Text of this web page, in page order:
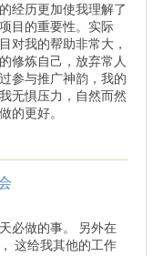
经历更加使我理解了
目的重要性。实际
对我的帮助非常大，
修炼自己，放弃常人
参与推广神韵，我的
无惧压力，自然而然
的更好。
必做的事。 另外在
这给我其他的工作